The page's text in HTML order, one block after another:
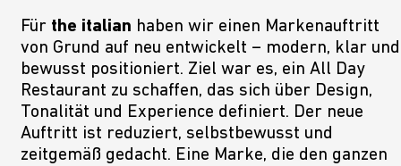
Für the italian haben wir einen Markenauftritt
von Grund auf neu entwickelt – modern, klar und
bewusst positioniert. Ziel war es, ein All Day
Restaurant zu schaffen, das sich über Design,
Tonalität und Experience definiert. Der neue
Auftritt ist reduziert, selbstbewusst und
zeitgemäß gedacht. Eine Marke, die den ganzen